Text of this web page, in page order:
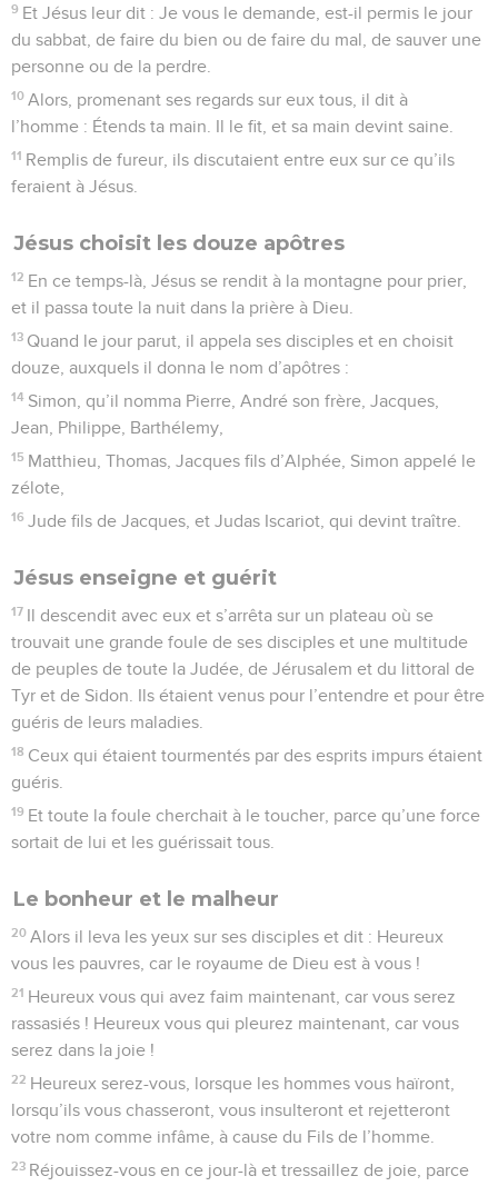
9 Et Jésus leur dit : Je vous le demande, est-il permis le jour
du sabbat, de faire du bien ou de faire du mal, de sauver une
personne ou de la perdre.
10 Alors, promenant ses regards sur eux tous, il dit à
l’homme : Étends ta main. Il le fit, et sa main devint saine.
11 Remplis de fureur, ils discutaient entre eux sur ce qu’ils
feraient à Jésus.
Jésus choisit les douze apôtres
12 En ce temps-là, Jésus se rendit à la montagne pour prier,
et il passa toute la nuit dans la prière à Dieu.
13 Quand le jour parut, il appela ses disciples et en choisit
douze, auxquels il donna le nom d’apôtres :
14 Simon, qu’il nomma Pierre, André son frère, Jacques,
Jean, Philippe, Barthélemy,
15 Matthieu, Thomas, Jacques fils d’Alphée, Simon appelé le
zélote,
16 Jude fils de Jacques, et Judas Iscariot, qui devint traître.
Jésus enseigne et guérit
17 Il descendit avec eux et s’arrêta sur un plateau où se
trouvait une grande foule de ses disciples et une multitude
de peuples de toute la Judée, de Jérusalem et du littoral de
Tyr et de Sidon. Ils étaient venus pour l’entendre et pour être
guéris de leurs maladies.
18 Ceux qui étaient tourmentés par des esprits impurs étaient
guéris.
19 Et toute la foule cherchait à le toucher, parce qu’une force
sortait de lui et les guérissait tous.
Le bonheur et le malheur
20 Alors il leva les yeux sur ses disciples et dit : Heureux
vous les pauvres, car le royaume de Dieu est à vous !
21 Heureux vous qui avez faim maintenant, car vous serez
rassasiés ! Heureux vous qui pleurez maintenant, car vous
serez dans la joie !
22 Heureux serez-vous, lorsque les hommes vous haïront,
lorsqu’ils vous chasseront, vous insulteront et rejetteront
votre nom comme infâme, à cause du Fils de l’homme.
23 Réjouissez-vous en ce jour-là et tressaillez de joie, parce